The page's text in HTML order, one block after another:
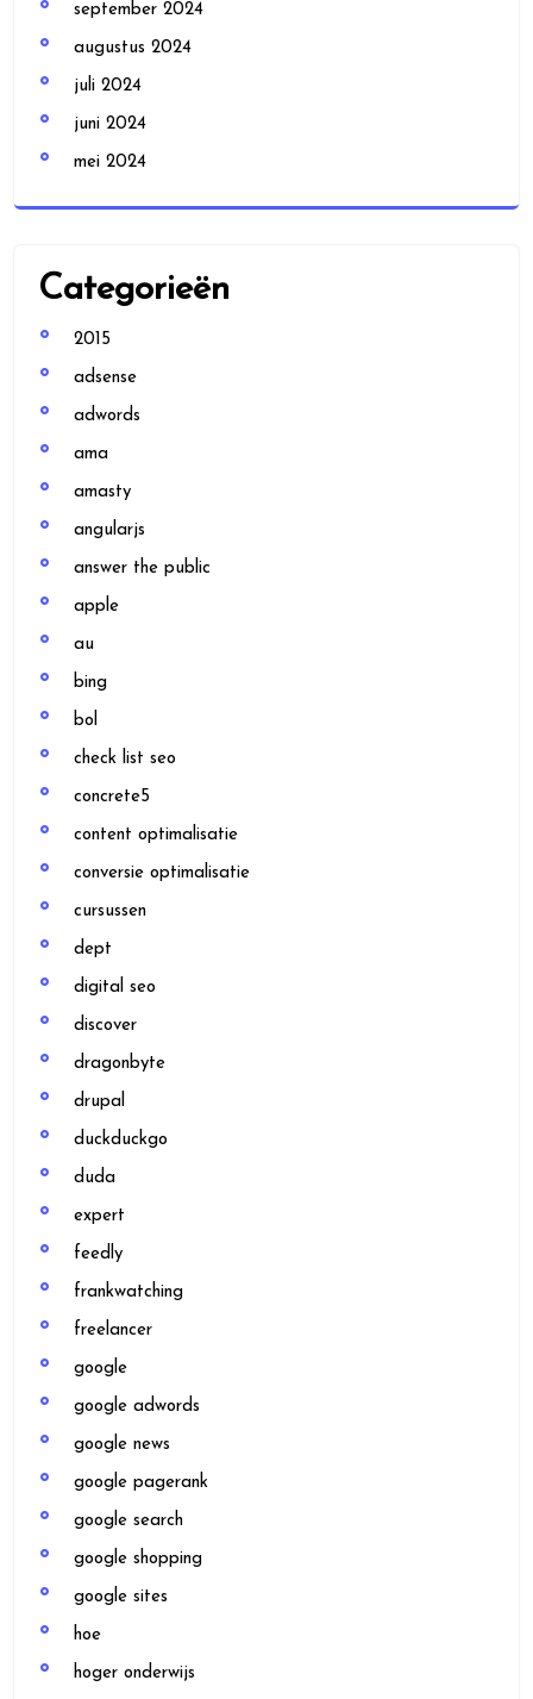
september 2024
augustus 2024
juli 2024
juni 2024
mei 2024
Categorieën
2015
adsense
adwords
ama
amasty
angularjs
answer the public
apple
au
bing
bol
check list seo
concrete5
content optimalisatie
conversie optimalisatie
cursussen
dept
digital seo
discover
dragonbyte
drupal
duckduckgo
duda
expert
feedly
frankwatching
freelancer
google
google adwords
google news
google pagerank
google search
google shopping
google sites
hoe
hoger onderwijs